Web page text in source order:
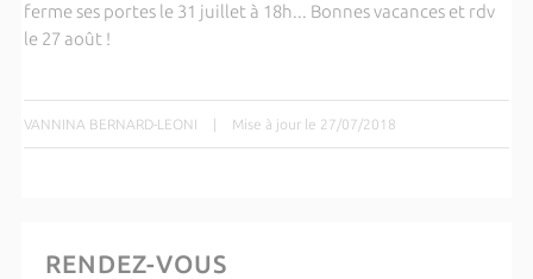
ferme ses portes le 31 juillet à 18h... Bonnes vacances et rdv
le 27 août !
VANNINA BERNARD-LEONI | Mise à jour le 27/07/2018
RENDEZ-VOUS